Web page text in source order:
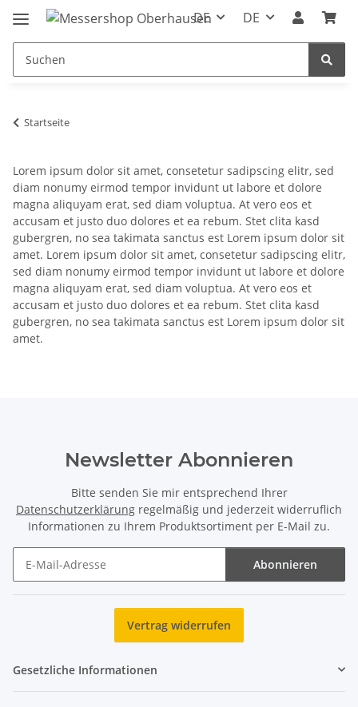
DE DE
Startseite
Lorem ipsum dolor sit amet, consetetur sadipscing elitr, sed
diam nonumy eirmod tempor invidunt ut labore et dolore
magna aliquyam erat, sed diam voluptua. At vero eos et
accusam et justo duo dolores et ea rebum. Stet clita kasd
gubergren, no sea takimata sanctus est Lorem ipsum dolor sit
amet. Lorem ipsum dolor sit amet, consetetur sadipscing elitr,
sed diam nonumy eirmod tempor invidunt ut labore et dolore
magna aliquyam erat, sed diam voluptua. At vero eos et
accusam et justo duo dolores et ea rebum. Stet clita kasd
gubergren, no sea takimata sanctus est Lorem ipsum dolor sit
amet.
Newsletter Abonnieren
Bitte senden Sie mir entsprechend Ihrer
Datenschutzerklärung regelmäßig und jederzeit widerruflich
Informationen zu Ihrem Produktsortiment per E-Mail zu.
Abonnieren
Vertrag widerrufen
Gesetzliche Informationen